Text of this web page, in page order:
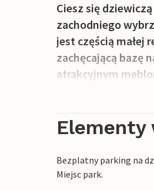
Ciesz się
zachodniego
jest częścią małej
zachęcającą bazę
atrakcyjnym
Ciesz się słońcem
tutaj w środku
delektować się
Elementy
Bezplatny parking na
Miejsc park.